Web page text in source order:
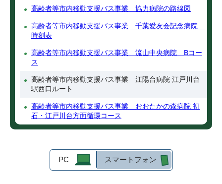
高齢者等市内移動支援バス事業 協力病院の路線図
高齢者等市内移動支援バス事業 千葉愛友会記念病院
時刻表
高齢者等市内移動支援バス事業 流山中央病院 Bコー
ス
高齢者等市内移動支援バス事業 江陽台病院 江戸川台
駅西口ルート
高齢者等市内移動支援バス事業 おおたかの森病院 初
石・江戸川台方面循環コース
PC スマートフォン